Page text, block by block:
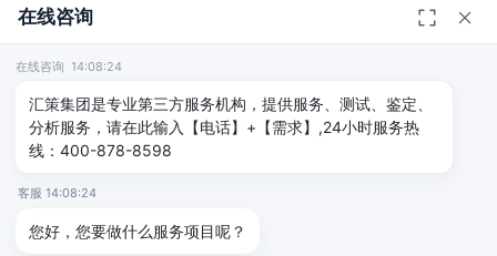
北京 武汉
友情链接
广州海沣检测 汇策可靠性检测
在线咨询
在线咨询 14:08:24
汇策集团是专业第三方服务机构，提供服务、测试、鉴定、
分析服务，请在此输入【电话】+【需求】,24小时服务热
线：400-878-8598
客服 14:08:24
您好，您要做什么服务项目呢？